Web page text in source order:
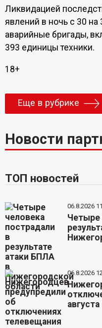
Ликвидацией
явлений в ночь с 30
аварийные бригады,
393 единицы техники.
18+
Еще в рубрике
Новости
ТОП новостей
06.8.2026
Четыре
06.8.2026
августа